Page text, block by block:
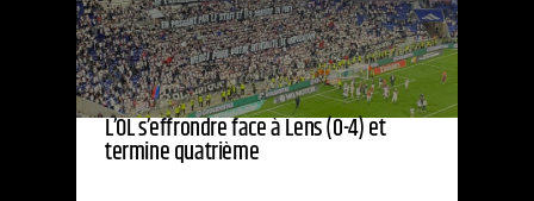
L’OL s’effrondre face à Lens (0-4) et
termine quatrième